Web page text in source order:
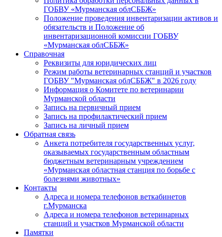
ГОБВУ «Мурманская облСББЖ»
Положение проведения инвентаризации активов и
обязательств и Положение об
инвентаризационной комиссии ГОБВУ
«Мурманская облСББЖ»
Справочная
Реквизиты для юридических лиц
Режим работы ветеринарных станций и участков
ГОБВУ "Мурманская облСББЖ" в 2026 году
Информация о Комитете по ветеринарии
Мурманской области
Запись на первичный прием
Запись на профилактический прием
Запись на личный прием
Обратная связь
Анкета потребителя государственных услуг,
оказываемых государственным областным
бюджетным ветеринарным учреждением
«Мурманская областная станция по борьбе с
болезнями животных»
Контакты
Адреса и номера телефонов веткабинетов
г.Мурманска
Адреса и номера телефонов ветеринарных
станций и участков Мурманской области
Памятки